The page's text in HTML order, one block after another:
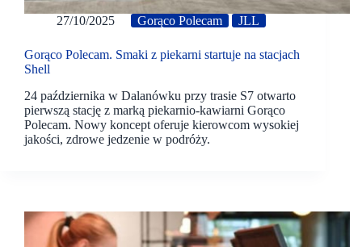
27/10/2025 Gorąco Polecam JLL
Gorąco Polecam. Smaki z piekarni startuje na stacjach
Shell
24 października w Dalanówku przy trasie S7 otwarto
pierwszą stację z marką piekarnio-kawiarni Gorąco
Polecam. Nowy koncept oferuje kierowcom wysokiej
jakości, zdrowe jedzenie w podróży.